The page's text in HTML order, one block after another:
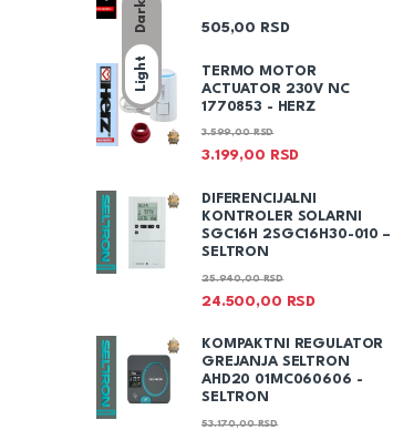
Dark
Light
505,00 RSD
TERMO MOTOR
ACTUATOR 230V NC
1770853 - HERZ
3.199,00 RSD
3.599,00RSD
DIFERENCIJALNI
KONTROLER SOLARNI
SGC16H 2SGC16H30-010 –
SELTRON
24.500,00 RSD
25.940,00RSD
KOMPAKTNI REGULATOR
GREJANJA SELTRON
AHD20 01MC060606 -
SELTRON
53.170,00RSD